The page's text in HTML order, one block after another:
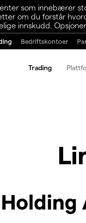
som innebærer
om du forstår
innskudd.
Bedriftskontoer
Trading